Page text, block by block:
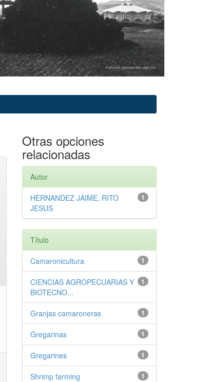
Otras opciones
relacionadas
Autor
1
HERNANDEZ JAIME, RITO
JESUS
Título
1
Camaronicultura
1
CIENCIAS AGROPECUARIAS Y
BIOTECNO...
1
Granjas camaroneras
1
Gregarinas
1
Gregarines
1
Shrimp farming